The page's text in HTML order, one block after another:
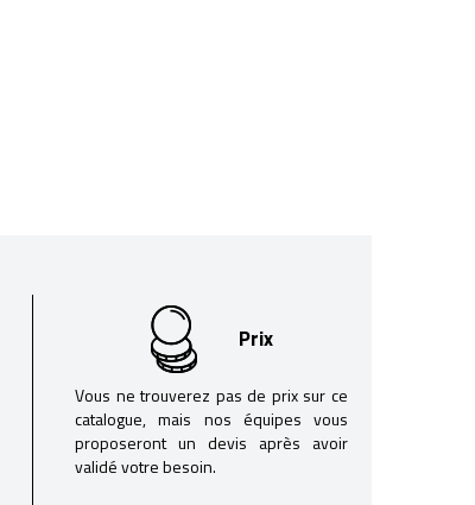
Prix
Vous ne trouverez pas de prix sur ce
catalogue, mais nos équipes vous
proposeront un devis après avoir
validé votre besoin.